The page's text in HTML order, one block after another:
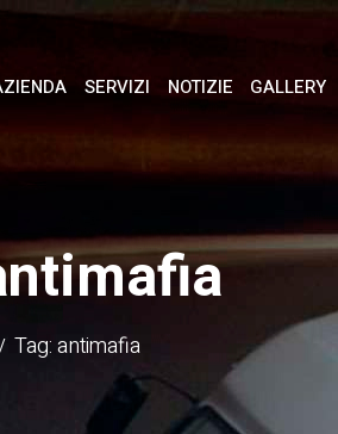
SERVIZI NOTIZIE GALLERY
Tag: antimafia